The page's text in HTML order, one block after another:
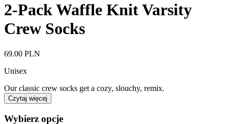
2-Pack Waffle Knit Varsity
Crew Socks
69.00 PLN
Unisex
Our classic crew socks get a cozy, slouchy, remix.
Czytaj więcej
Wybierz opcje